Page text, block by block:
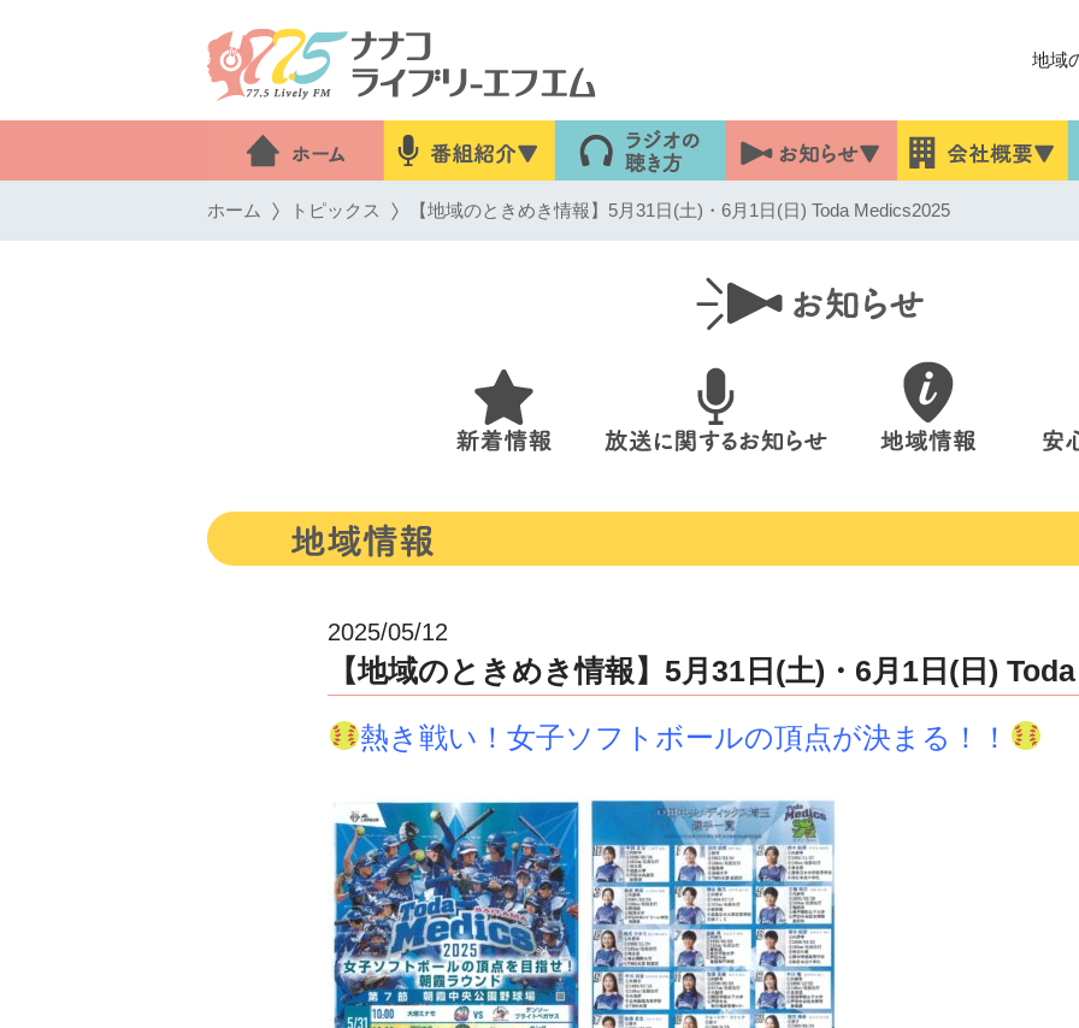
地域
ホーム トピックス 【地域のときめき情報】5月31日(土)・6月1日(日) Toda Medics2025
2025/05/12
【地域のときめき情報】5月31日(土)・6月1日(日)
熱き戦い！女子ソフトボールの頂点が決まる！！